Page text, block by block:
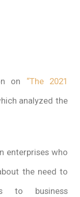
on “The 2021
analyzed the
enterprises who
the need to
to business